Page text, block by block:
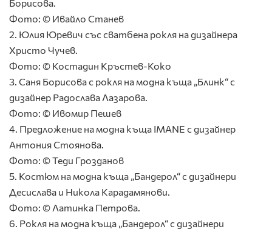
Борисова.
Фото: © Ивайло Станев
2. Юлия Юревич със сватбена рокля на дизайнера
Христо Чучев.
Фото: © Костадин Кръстев-Коко
3. Саня Борисова с рокля на модна къща „Блинк“ с
дизайнер Радослава Лазарова.
Фото: © Ивомир Пешев
4. Предложение на модна къща IMANE с дизайнер
Антония Стоянова.
Фото: © Теди Грозданов
5. Костюм на модна къща „Бандерол“ с дизайнери
Десислава и Никола Карадамянови.
Фото: © Латинка Петрова.
6. Рокля на модна къща „Бандерол“ с дизайнери